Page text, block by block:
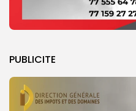
PUBLICITE